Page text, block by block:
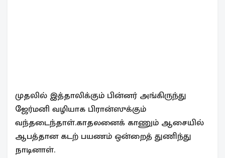
முதலில் இத்தாலிக்கும் பின்னர் அங்கிருந்து
ஜேர்மனி வழியாக பிரான்ஸுக்கும்
வந்தடைந்தாள்.காதலனைக் காணும் ஆசையில்
ஆபத்தான கடற் பயணம் ஒன்றைத் துணிந்து
நாடினாள்.